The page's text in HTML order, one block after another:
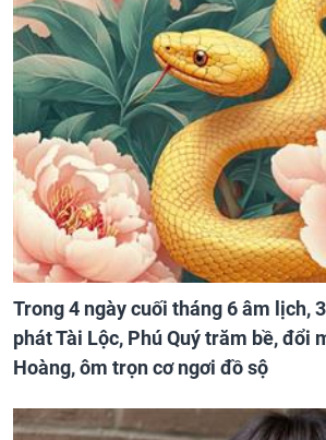
Trong 4 ngày cuối tháng 6 âm lịch,
phát Tài Lộc, Phú Quý trăm bề, đổi
Hoàng, ôm trọn cơ ngơi đồ sộ